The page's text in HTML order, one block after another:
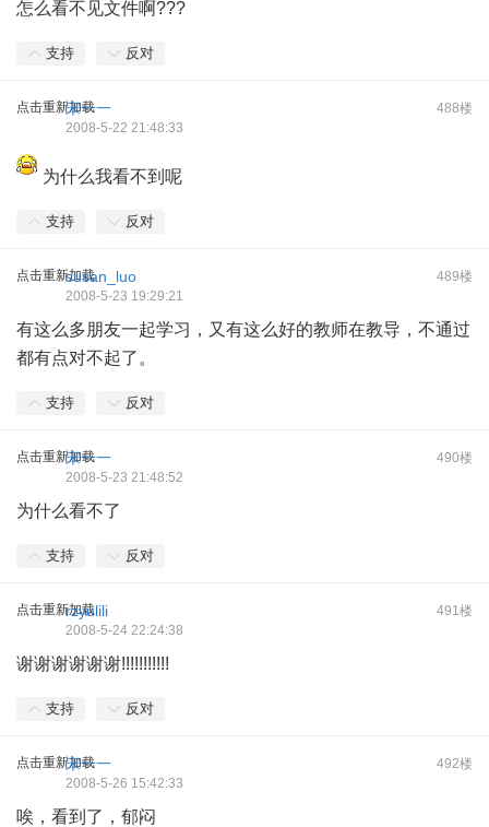
怎么看不见文件啊???
支持 反对
点击重新加载 488楼
宋一一
2008-5-22 21:48:33
为什么我看不到呢
支持 反对
点击重新加载 489楼
susan_luo
2008-5-23 19:29:21
有这么多朋友一起学习，又有这么好的教师在教导，不通过
都有点对不起了。
支持 反对
点击重新加载 490楼
宋一一
2008-5-23 21:48:52
为什么看不了
支持 反对
点击重新加载 491楼
rzyulili
2008-5-24 22:24:38
谢谢谢谢谢谢!!!!!!!!!!!
支持 反对
点击重新加载 492楼
宋一一
2008-5-26 15:42:33
唉，看到了，郁闷